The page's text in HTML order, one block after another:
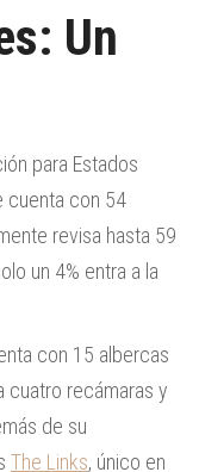
Un
para Estados
cuenta con 54
revisa hasta 59
un 4% entra a la
con 15 albercas
cuatro recámaras y
de su
The Links, único en